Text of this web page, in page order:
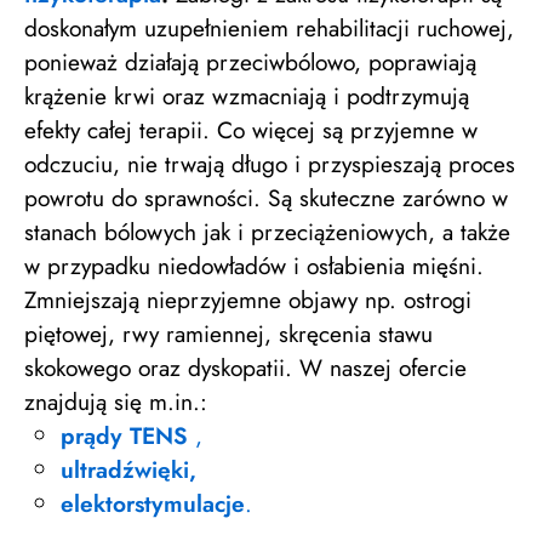
doskonałym uzupełnieniem rehabilitacji ruchowej,
ponieważ działają przeciwbólowo, poprawiają
krążenie krwi oraz wzmacniają i podtrzymują
efekty całej terapii. Co więcej są przyjemne w
odczuciu, nie trwają długo i przyspieszają proces
powrotu do sprawności. Są skuteczne zarówno w
stanach bólowych jak i przeciążeniowych, a także
w przypadku niedowładów i osłabienia mięśni.
Zmniejszają nieprzyjemne objawy np. ostrogi
piętowej, rwy ramiennej, skręcenia stawu
skokowego oraz dyskopatii. W naszej ofercie
znajdują się m.in.:
prądy TENS ,
ultradźwięki,
elektorstymulacje.